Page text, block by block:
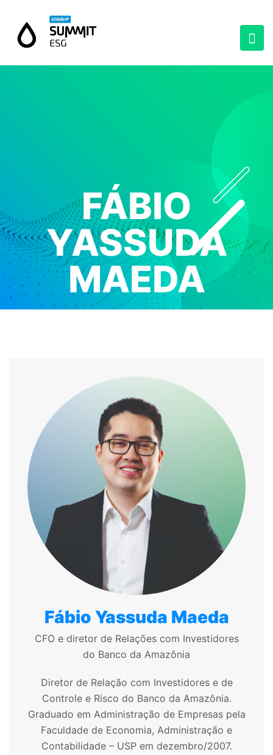
FÁBIO
YASSUDA
MAEDA
Fábio Yassuda Maeda
CFO e diretor de Relações com Investidores
do Banco da Amazônia
Diretor de Relação com Investidores e de
Controle e Risco do Banco da Amazônia.
Graduado em Administração de Empresas pela
Faculdade de Economia, Administração e
Contabilidade – USP em dezembro/2007.